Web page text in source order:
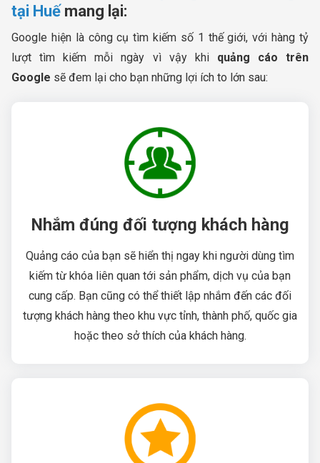
tại Huế mang lại:
Google hiện là công cụ tìm kiếm số 1 thế giới, với hàng tỷ
lượt tìm kiếm mỗi ngày vì vậy khi quảng cáo trên
Google sẽ đem lại cho bạn những lợi ích to lớn sau:
Nhắm đúng đối tượng khách hàng
Quảng cáo của bạn sẽ hiển thị ngay khi người dùng tìm
kiếm từ khóa liên quan tới sản phẩm, dịch vụ của bạn
cung cấp. Bạn cũng có thể thiết lập nhắm đến các đối
tượng khách hàng theo khu vực tỉnh, thành phố, quốc gia
hoặc theo sở thích của khách hàng.